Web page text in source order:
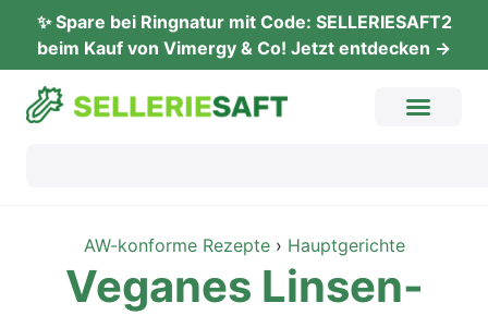
✨ Spare bei Ringnatur mit Code: SELLERIESAFT2
beim Kauf von Vimergy & Co! Jetzt entdecken →
AW-konforme Rezepte› Hauptgerichte
Vega­nes Linsen-